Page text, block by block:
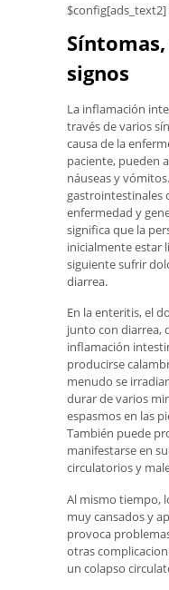
signos
La inflamación
través de varios
causa de la
paciente, pueden
náuseas y
gastrointestinales
enfermedad y
significa que la
inicialmente estar
siguiente sufrir
diarrea.
En la enteritis, el
junto con diarrea,
inflamación
producirse
menudo se
durar de varios
espasmos en las
También puede
manifestarse en
circulatorios y
Al mismo tiempo,
muy cansados ​​y
provoca
otras
un colapso